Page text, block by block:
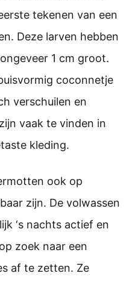
tekenen van een
Deze larven hebben
1 cm groot.
coconnetje
verschuilen en
vaak te vinden in
kleding.
ook op
zijn. De volwassen
‘s nachts actief en
zoek naar een
af te zetten. Ze